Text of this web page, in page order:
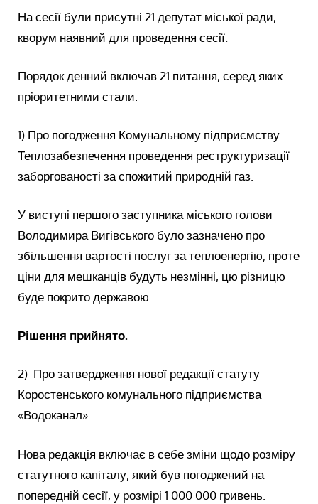
На сесії були присутні 21 депутат міської ради,
кворум наявний для проведення сесії.
Порядок денний включав 21 питання, серед яких
пріоритетними стали:
1) Про погодження Комунальному підприємству
Теплозабезпечення проведення реструктуризації
заборгованості за спожитий природній газ.
У виступі першого заступника міського голови
Володимира Вигівського було зазначено про
збільшення вартості послуг за теплоенергію, проте
ціни для мешканців будуть незмінні, цю різницю
буде покрито державою.
Рішення прийнято.
2) Про затвердження нової редакції статуту
Коростенського комунального підприємства
«Водоканал».
Нова редакція включає в себе зміни щодо розміру
статутного капіталу, який був погоджений на
попередній сесії, у розмірі 1 000 000 гривень.